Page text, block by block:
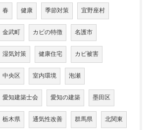
春 健康 季節対策 宜野座村
金武町 カビの特徴 名護市
湿気対策 健康住宅 カビ被害
中央区 室内環境 泡瀬
愛知建築士会 愛知の建築 墨田区
栃木県 通気性改善 群馬県 北関東